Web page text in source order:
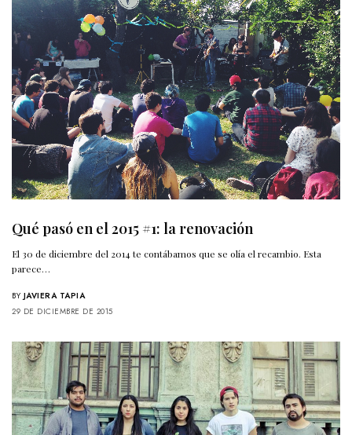
Qué pasó en el 2015 #1: la renovación
El 30 de diciembre del 2014 te contábamos que se olía el recambio. Esta
parece…
BY JAVIERA TAPIA
29 DE DICIEMBRE DE 2015